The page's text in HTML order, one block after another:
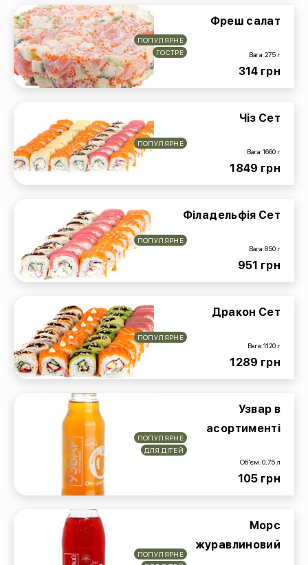
ПОПУЛЯРНЕ
ГОСТРЕ
Фреш салат
Вага: 275 г
314 грн
ПОПУЛЯРНЕ
Чіз Сет
Вага: 1660 г
1849 грн
ПОПУЛЯРНЕ
Філадельфія Сет
Вага: 850 г
951 грн
ПОПУЛЯРНЕ
Дракон Сет
Вага: 1120 г
1289 грн
ПОПУЛЯРНЕ
ДЛЯ ДІТЕЙ
Узвар в
асортименті
Об'єм: 0,75 л
105 грн
ПОПУЛЯРНЕ
Морс
журавлиновий